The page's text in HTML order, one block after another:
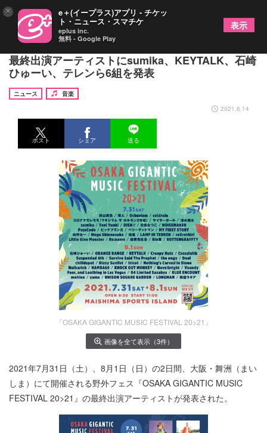
『OSAKA GIGANTIC MUSIC FESTIVAL 20>21』
最終出演アーティストにsumika、KEYTALK、石崎
ひゅーい、テレンら6組を発表
ニュース
音楽
2021.6.14
ポスト シェア 送る
『OSAKA GIGANTIC MUSIC FESTIVAL 20>21』
画像を全て表示（3件）
2021年7月31日（土）、8月1日（日）の2日間、大阪・舞洲（まい
しま）にて開催される野外フェス『OSAKA GIGANTIC MUSIC
FESTIVAL 20>21』の最終出演アーティストが発表された。
× e＋(イープラス)アプリ - チケッ
ト・ニュース・スマチケ
eplus inc.
無料 - Google Play
表示